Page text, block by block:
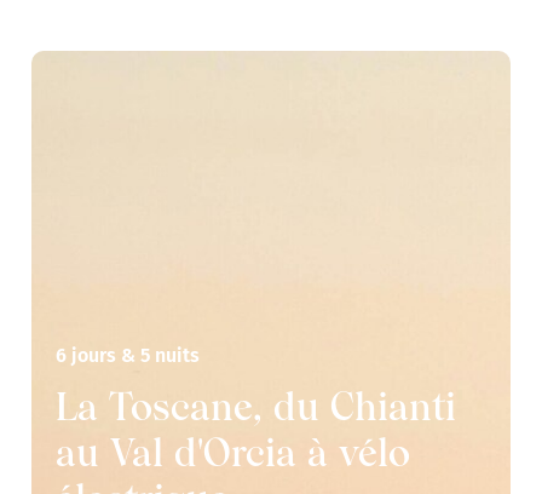
6 jours & 5 nuits
La Toscane, du Chianti
au Val d'Orcia à vélo